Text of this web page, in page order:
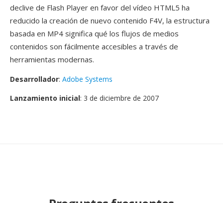
declive de Flash Player en favor del vídeo HTML5 ha
reducido la creación de nuevo contenido F4V, la estructura
basada en MP4 significa qué los flujos de medios
contenidos son fácilmente accesibles a través de
herramientas modernas.
Desarrollador: Adobe Systems
Lanzamiento inicial: 3 de diciembre de 2007